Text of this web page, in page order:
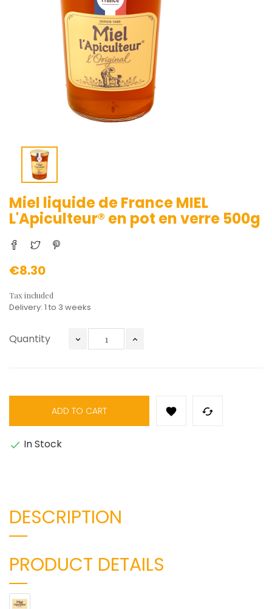
Miel liquide de France MIEL
L'Apiculteur® en pot en verre 500g
€8.30
Tax included
Delivery: 1 to 3 weeks
Quantity
ADD TO CART  
 In Stock
DESCRIPTION
PRODUCT DETAILS